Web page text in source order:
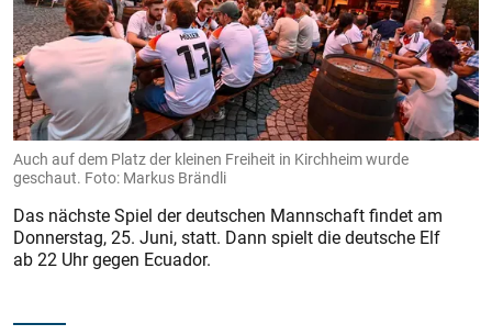
Auch auf dem Platz der kleinen Freiheit in Kirchheim wurde
geschaut. Foto: Markus Brändli
Das nächste Spiel der deutschen Mannschaft findet am
Donnerstag, 25. Juni, statt. Dann spielt die deutsche Elf
ab 22 Uhr gegen Ecuador.